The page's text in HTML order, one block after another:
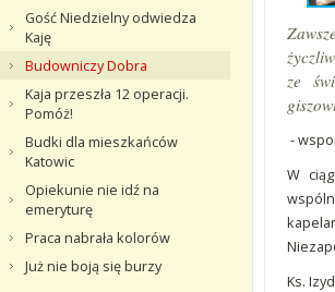
Gość Niedzielny odwiedza
Kaję
Budowniczy Dobra
Kaja przeszła 12 operacji.
Pomóż!
Budki dla mieszkańców
Katowic
Opiekunie nie idź na
emeryturę
Praca nabrała kolorów
Już nie boją się burzy
ze
-
W
Ks.